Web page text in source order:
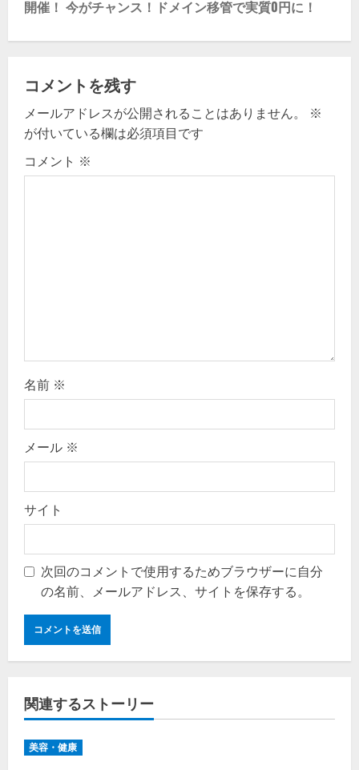
t
n
a
v
i
g
開催！ 今がチャンス！ドメイン移管で実質0円に！
コメントを残す
メールアドレスが公開されることはありません。
※
が付いている欄は必須項目です
コメント ※
名前 ※
メール ※
サイト
次回のコメントで使用するためブラウザーに自分
の名前、メールアドレス、サイトを保存する。
関連するストーリー
美容・健康